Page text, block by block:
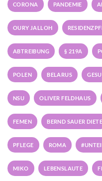
CORONA PANDEMIE
OURY JALLOH
ABTREIBUNG § 219A
POLEN BELARUS
NSU OLIVER FELDHAUS
FEMEN BERND SAUER DIETE
PFLEGE ROMA
MIKO LEBENSLAUTE